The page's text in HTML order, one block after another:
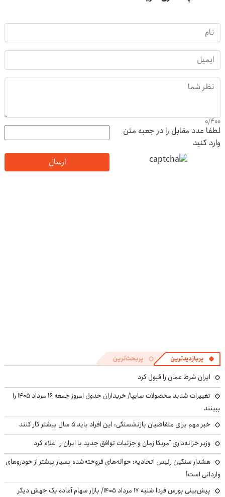
0/400
لطفا عدد مقابل را در جعبه متن
وارد کنید
ارسال
پربازدیدترین پربحث‌ترین
ایران شرط عمان را قبول کرد
تغییرات شدید محصولات سایپا/ خریداران جدول امروز جمعه ۱۶ مرداد ۱۴۰۵ را
ببینند
خبر مهم برای متقاضیان بازنشستگی: این افراد باید ۵ سال بیشتر کار کنند
وزیر خزانه‌داری آمریکا زمان و جزئیات توافق جدید با ایران را اعلام کرد
هشدار سنگین رئیس اتحادیه: حواله‌های فروخته‌شده بسیار بیشتر از خودروهای
وارداتی است!
پیش‌بینی بورس فردا شنبه ۱۷ مرداد ۱۴۰۵/ بازار سهام آماده یک جهش دیگر